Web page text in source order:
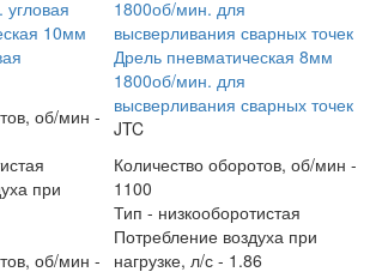
10мм
об/мин -
при
об/мин -
Дрель пневматическая 8мм
1800об/мин. для
высверливания сварных точек
JTC
Количество оборотов, об/мин -
1100
Тип - низкооборотистая
Потребление воздуха при
нагрузке, л/с - 1.86